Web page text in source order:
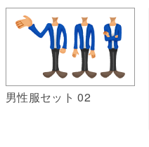
男性服セット 02